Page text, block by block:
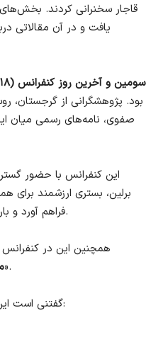
قاجار سخنرانی کردند.
یافت و در آن مقالاتی
سومین و آخرین روز کنفرانس (۱۸ مارس)
بود. پژوهشگرانی از گرجستان،
صفوی، نامه‌های رسمی میان
این کنفرانس با حضور
برلین، بستری ارزشمند برای
فراهم آورد و بار دیگر بر اهمیت میراث علمی ایگور کرچکوفسکی در توسعه این رشته‌ها تأکید کرد.
همچنین این در کنفرانس
«» پرداخت.
گفتنی است این کنفرانس سه روز با حمایت و همکاری سازمانها و مؤسسات زیر برگزار شده است: